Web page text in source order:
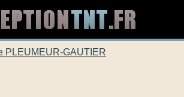
PLEUMEUR-GAUTIER